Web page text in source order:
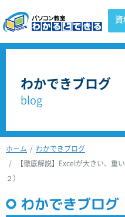
わかできブログ
blog
ホーム
わかできブログ
【徹底解説】Excelが大きい、重
２）
わかできブログ